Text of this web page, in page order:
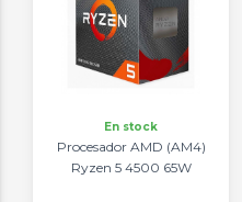
En stock
Procesador AMD (AM4)
Ryzen 5 4500 65W